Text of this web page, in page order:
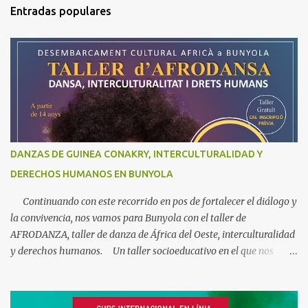
Entradas populares
DANZAS DE GUINEA CONAKRY, INTERCULTURALIDAD Y
DERECHOS HUMANOS EN BUNYOLA
Continuando con este recorrido en pos de fortalecer el diálogo y
la convivencia, nos vamos para Bunyola con el taller de
AFRODANZA, taller de danza de África del Oeste, interculturalidad
y derechos humanos. Un taller socioeducativo en el que nos
emociones y valores. A la vez que descubrimos aspectos de la